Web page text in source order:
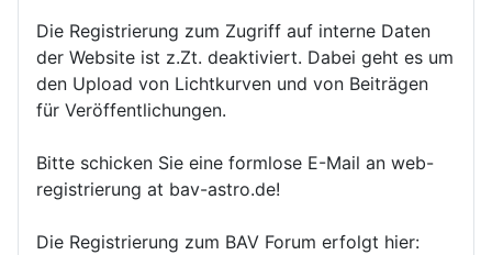
Die Registrierung zum Zugriff auf interne Daten
der Website ist z.Zt. deaktiviert. Dabei geht es um
den Upload von Lichtkurven und von Beiträgen
für Veröffentlichungen.
Bitte schicken Sie eine formlose E-Mail an web-
registrierung at bav-astro.de!
Die Registrierung zum BAV Forum erfolgt hier: